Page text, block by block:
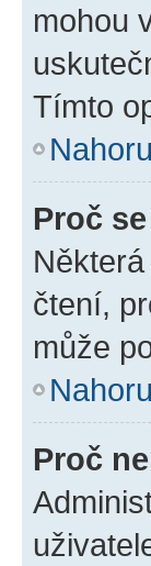
mohou
Tímto
Nahoru
Proč
čtení,
může
Nahoru
Proč